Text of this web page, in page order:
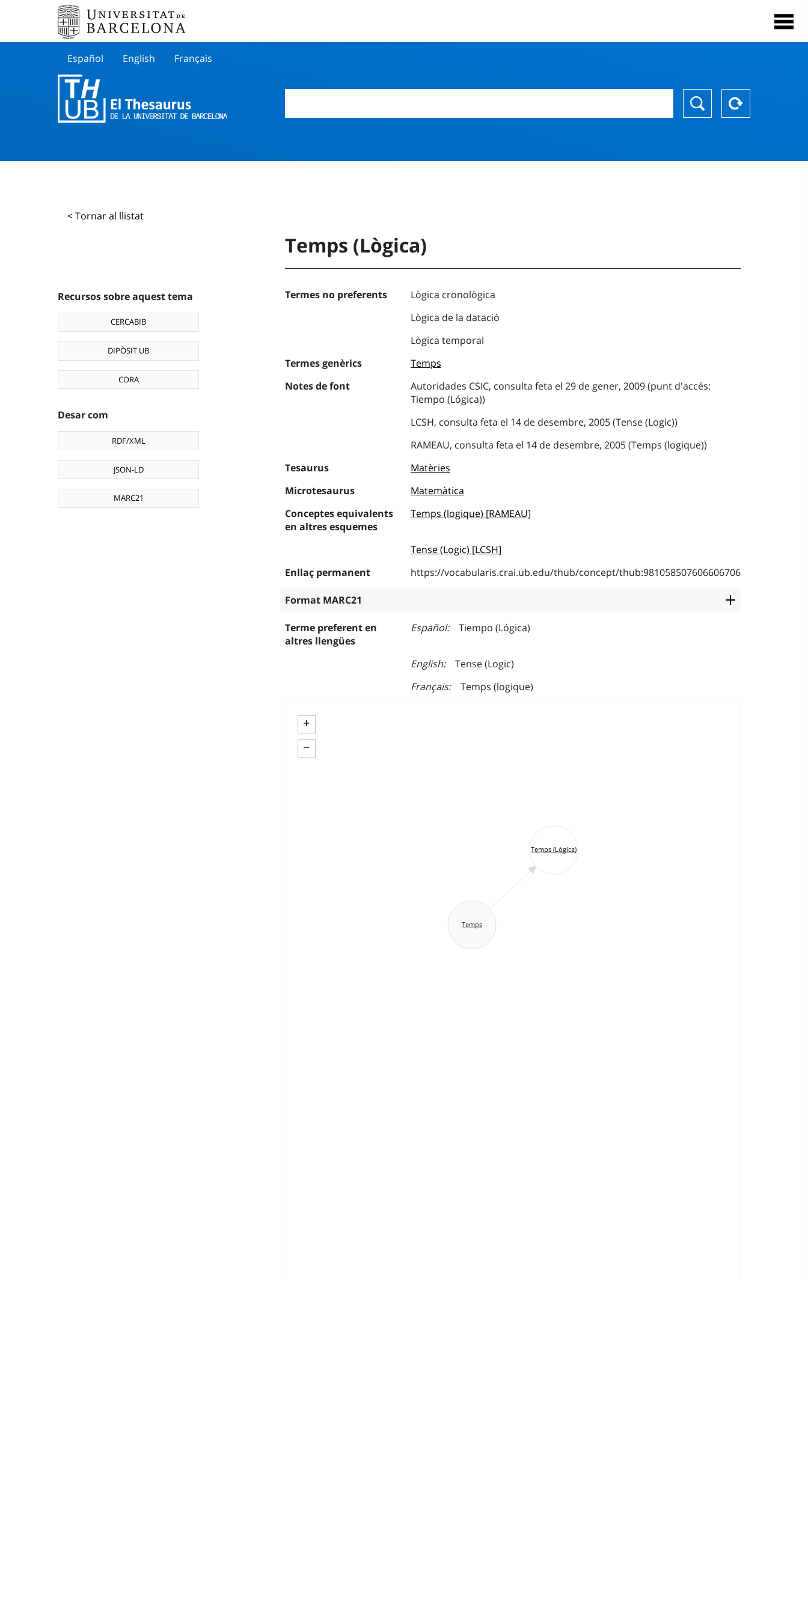
Español English Français
< Tornar al llistat
Recursos sobre aquest tema
CERCABIB
DIPÒSIT UB
CORA
Desar com
RDF/XML
JSON-LD
MARC21
Temps (Lògica)
Termes no preferents
Lògica cronològica
Lògica de la datació
Lògica temporal
Termes genèrics
Temps
Notes de font
Autoridades CSIC, consulta feta el 29 de gener, 2009 (punt d'accés:
Tiempo (Lógica))
LCSH, consulta feta el 14 de desembre, 2005 (Tense (Logic))
RAMEAU, consulta feta el 14 de desembre, 2005 (Temps (logique))
Tesaurus
Matèries
Microtesaurus
Matemàtica
Conceptes equivalents
en altres esquemes
Temps (logique) [RAMEAU]
Tense (Logic) [LCSH]
Enllaç permanent
https://vocabularis.crai.ub.edu/thub/concept/thub:981058507606606706
Format MARC21
Terme preferent en
altres llengües
Español Tiempo (Lógica)
English
Tense (Logic)
Français
Temps (logique)
+
−
Temps (Lògica)
Temps